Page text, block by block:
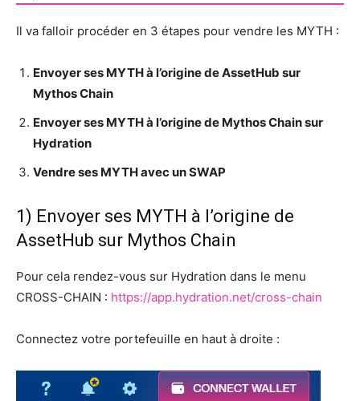
Il va falloir procéder en 3 étapes pour vendre les MYTH :
Envoyer ses MYTH à l’origine de AssetHub sur
Mythos Chain
Envoyer ses MYTH à l’origine de Mythos Chain sur
Hydration
Vendre ses MYTH avec un SWAP
1) Envoyer ses MYTH à l’origine de
AssetHub sur Mythos Chain
Pour cela rendez-vous sur Hydration dans le menu
CROSS-CHAIN : https://app.hydration.net/cross-chain
Connectez votre portefeuille en haut à droite :